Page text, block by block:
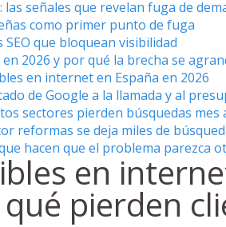
señales que revelan fuga de
como primer punto de fuga
que bloquean visibilidad
2026 y por qué la brecha se
en internet en España en 2026
de Google a la llamada y al
sectores pierden búsquedas mes
reformas se deja miles de
hacen que el problema parezca
en
pierden